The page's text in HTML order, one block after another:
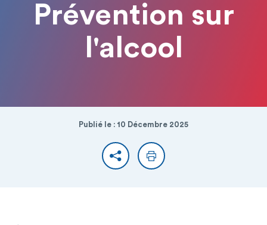
Prévention sur
l'alcool
Publié le : 10 Décembre 2025
PartagerImprimer